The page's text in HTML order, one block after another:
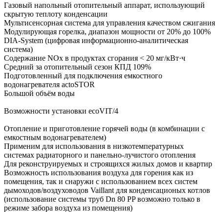
Газовый напольный отопительный аппарат, использующий
скрытую теплоту конденсации
Мультисенсорная система для управления качеством сжигания
Модулирующая горелка, диапазон мощности от 20% до 100%
DIA-System (цифровая информационно-аналитическая
система)
Содержание NOx в продуктах сгорания < 20 мг/кВт·ч
Средний за отопительный сезон КПД 109%
Подготовленный для подключения емкостного
водонагревателя actoSTOR
Большой объём воды
Возможности установки ecoVIT/4
Отопление и приготовление горячей воды (в комбинации с
емкостным водонагревателем)
Применим для использования в низкотемпературных
системах радиаторного и панельно-лучистого отопления
Для реконструируемых и строящихся жилых домов и квартир
Возможность использования воздуха для горения как из
помещения, так и снаружи с использованием всех систем
дымоходов/воздуховодов Vaillant для конденсационых котлов
(использование системы труб Dn 80 PP возможно только в
режиме забора воздуха из помещения)